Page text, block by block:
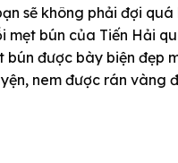
sẽ không phải đợi
mẹt bún của Tiến Hải
được bày biện đẹp
nem được rán vàng